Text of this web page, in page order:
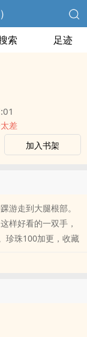
索 足迹
差
加入书架
游走到大腿根部。
样好看的一双手，
珍珠100加更，收藏